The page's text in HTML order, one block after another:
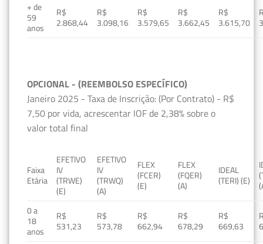
+ de
59
anos
R$
2.868,44
R$
3.098,16
R$
3.579,65
R$
3.662,45
R$
3.615,70
OPCIONAL - (REEMBOLSO ESPECÍFICO)
Janeiro 2025 - Taxa de Inscrição: (Por Contrato) - R$
7,50 por vida, acrescentar IOF de 2,38% sobre o
valor total final
Faixa
Etária
EFETIVO
IV
(TRWE)
(E)
EFETIVO
IV
(TRWQ)
(A)
FLEX
(FCER)
(E)
FLEX
(FQER)
(A)
IDEAL
(TERI) (E)
0 a
18
anos
R$
531,23
R$
573,78
R$
662,94
R$
678,29
R$
669,63